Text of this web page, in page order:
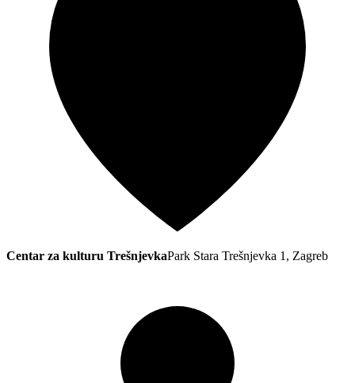
Centar za kulturu TrešnjevkaPark Stara Trešnjevka 1, Zagreb